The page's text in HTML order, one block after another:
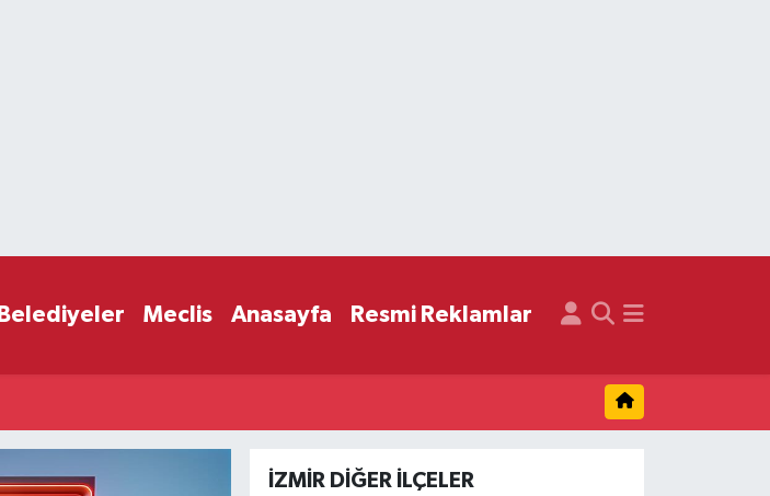
Belediyeler Meclis Anasayfa Resmi Reklamlar
İZMIR DIĞER İLÇELER